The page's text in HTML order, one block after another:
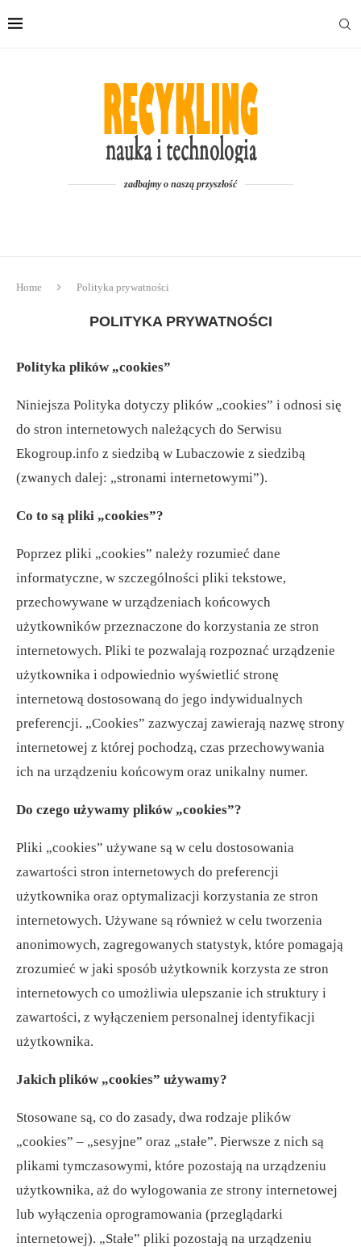
zadbajmy o naszą przyszłość
Home Polityka prywatności
POLITYKA PRYWATNOŚCI
Polityka plików „cookies”
Niniejsza Polityka dotyczy plików „cookies” i odnosi się
do stron internetowych należących do Serwisu
Ekogroup.info z siedzibą w Lubaczowie z siedzibą
(zwanych dalej: „stronami internetowymi”).
Co to są pliki „cookies”?
Poprzez pliki „cookies” należy rozumieć dane
informatyczne, w szczególności pliki tekstowe,
przechowywane w urządzeniach końcowych
użytkowników przeznaczone do korzystania ze stron
internetowych. Pliki te pozwalają rozpoznać urządzenie
użytkownika i odpowiednio wyświetlić stronę
internetową dostosowaną do jego indywidualnych
preferencji. „Cookies” zazwyczaj zawierają nazwę strony
internetowej z której pochodzą, czas przechowywania
ich na urządzeniu końcowym oraz unikalny numer.
Do czego używamy plików „cookies”?
Pliki „cookies” używane są w celu dostosowania
zawartości stron internetowych do preferencji
użytkownika oraz optymalizacji korzystania ze stron
internetowych. Używane są również w celu tworzenia
anonimowych, zagregowanych statystyk, które pomagają
zrozumieć w jaki sposób użytkownik korzysta ze stron
internetowych co umożliwia ulepszanie ich struktury i
zawartości, z wyłączeniem personalnej identyfikacji
użytkownika.
Jakich plików „cookies” używamy?
Stosowane są, co do zasady, dwa rodzaje plików
„cookies” – „sesyjne” oraz „stałe”. Pierwsze z nich są
plikami tymczasowymi, które pozostają na urządzeniu
użytkownika, aż do wylogowania ze strony internetowej
lub wyłączenia oprogramowania (przeglądarki
internetowej). „Stałe” pliki pozostają na urządzeniu